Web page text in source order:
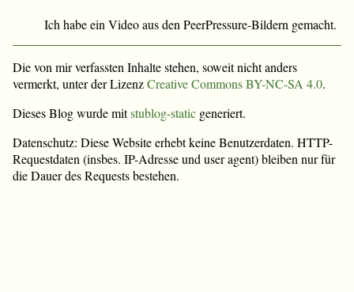
Ich habe ein Video aus den PeerPressure-Bildern gemacht.
Die von mir verfassten Inhalte stehen, soweit nicht anders
vermerkt, unter der LizenzCreative Commons BY-NC-SA 4.0.
Dieses Blog wurde mitstublog-static generiert.
Datenschutz: Diese Website erhebt keine Benutzerdaten. HTTP-
Requestdaten (insbes. IP-Adresse und user agent) bleiben nur für
die Dauer des Requests bestehen.